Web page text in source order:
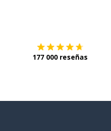
177 000 reseñas